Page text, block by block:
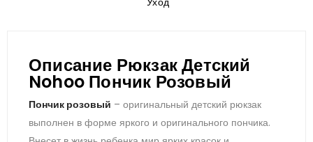
Описание Рюкзак Детский
Nohoo Пончик Розовый
Пончик розовый – оригинальный детский рюкзак
выполнен в форме яркого и оригинального пончика.